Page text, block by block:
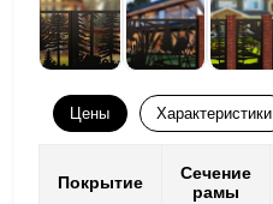
Цены Характеристики
Покрытие
Сечение
рамы